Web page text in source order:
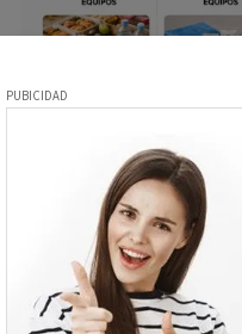
Se nos ha
mas maravillosos
España